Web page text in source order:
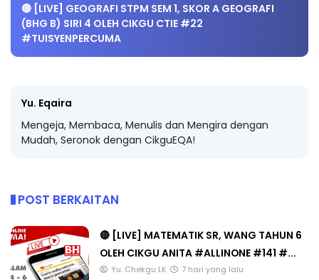
🔴 [LIVE] GEOGRAFI STPM SEM 1, SKOR A GEOGRAFI
(BHG B) SIRI 4 OLEH CIKGU CTIE #22
#TUISYENPERCUMA
Yu. Eqaira
Mengeja, Membaca, Menulis dan Mengira dengan
Mudah, Seronok dengan CikguEQA!
POST BERKAITAN
🔴 [LIVE] MATEMATIK SR, WANG TAHUN 6
OLEH CIKGU ANITA #ALLINONE #141 #...
Yu. Chekgu LK 7 hari yang lalu